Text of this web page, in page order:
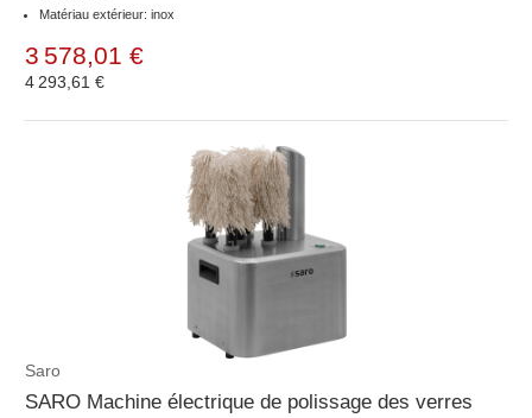
Matériau extérieur: inox
3 578,01 €
4 293,61 €
Saro
SARO Machine électrique de polissage des verres